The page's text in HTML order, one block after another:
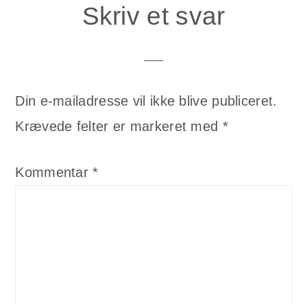
Skriv et svar
Din e-mailadresse vil ikke blive publiceret.
Krævede felter er markeret med *
Kommentar*